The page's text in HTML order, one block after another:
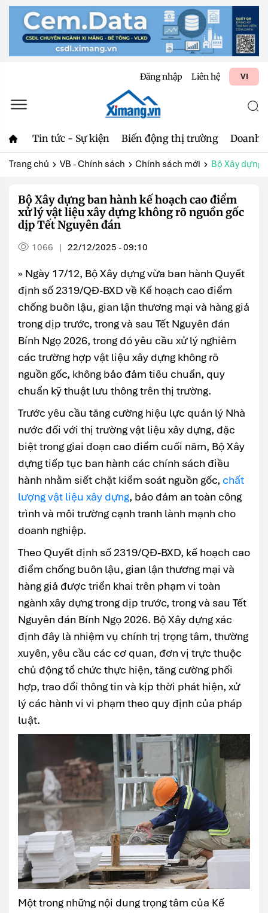
Đăng nhập Liên hệ VI
Tin tức - Sự kiện Biến động thị trường Doanh
Trang chủ VB - Chính sách Chính sách mới Bộ Xây dựng
Bộ Xây dựng ban hành kế hoạch cao điểm
xử lý vật liệu xây dựng không rõ nguồn gốc
dịp Tết Nguyên đán
1066 | 22/12/2025 - 09:10
» Ngày 17/12, Bộ Xây dựng vừa ban hành Quyết
định số 2319/QĐ-BXD về Kế hoạch cao điểm
chống buôn lậu, gian lận thương mại và hàng giả
trong dịp trước, trong và sau Tết Nguyên đán
Bính Ngọ 2026, trong đó yêu cầu xử lý nghiêm
các trường hợp vật liệu xây dựng không rõ
nguồn gốc, không bảo đảm tiêu chuẩn, quy
chuẩn kỹ thuật lưu thông trên thị trường.
Trước yêu cầu tăng cường hiệu lực quản lý Nhà
nước đối với thị trường vật liệu xây dựng, đặc
biệt trong giai đoạn cao điểm cuối năm, Bộ Xây
dựng tiếp tục ban hành các chính sách điều
hành nhằm siết chặt kiểm soát nguồn gốc, chất
lượng vật liệu xây dựng, bảo đảm an toàn công
trình và môi trường cạnh tranh lành mạnh cho
doanh nghiệp.
Theo Quyết định số 2319/QĐ-BXD, kế hoạch cao
điểm chống buôn lậu, gian lận thương mại và
hàng giả được triển khai trên phạm vi toàn
ngành xây dựng trong dịp trước, trong và sau Tết
Nguyên đán Bính Ngọ 2026. Bộ Xây dựng xác
định đây là nhiệm vụ chính trị trọng tâm, thường
xuyên, yêu cầu các cơ quan, đơn vị trực thuộc
chủ động tổ chức thực hiện, tăng cường phối
hợp, trao đổi thông tin và kịp thời phát hiện, xử
lý các hành vi vi phạm theo quy định của pháp
luật.
Một trong những nội dung trọng tâm của Kế